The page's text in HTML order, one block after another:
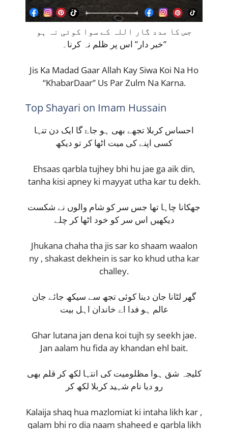
جس کا مدد گار اللہ کے سوا کوئی نہ ہو
خبر دار” اس پر ظلم نہ کرنا۔”
Jis Ka Madad Gaar Allah Kay Siwa Koi Na Ho
“KhabarDaar” Us Par Zulm Na Karna.
Top Shayari on Imam Hussain
احساس کربلا تجھے بھی ہو جاۓ گا ایک دن تنہا
کسی اپنے کی میت اٹھا کر تو دیکھ
Ehsaas qarbla tujhey bhi hu jae ga aik din,
tanha kisi apney ki mayyat utha kar tu dekh.
جھکانا چاہا تھا جس سر کو شام والوں نے شکست
دیکھیں اس سر کو خود اٹھا کر چلے
Jhukana chaha tha jis sar ko shaam waalon
ny , shakast dekhein is sar ko khud utha kar
challey.
گھر لٹانا جان دینا کوئی تجھ سے سیکھ جائے جان
عالم ہو فدا اے خاندان اہل بیت
Ghar lutana jan dena koi tujh sy seekh jae.
Jan aalam hu fida ay khandan ehl bait.
کلیجہ شق ہوا مظلومیت کی انتہا لکھ کر قلم بھی
رو دیا نام شہید کربلا لکھ کر
Kalaija shaq hua mazlomiat ki intaha likh kar ,
qalam bhi ro dia naam shaheed e qarbla likh